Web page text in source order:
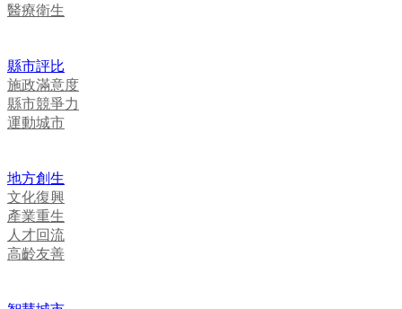
醫療衛生
縣市評比
施政滿意度
縣市競爭力
運動城市
地方創生
文化復興
產業重生
人才回流
高齡友善